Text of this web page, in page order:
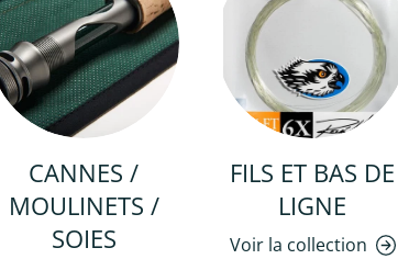
CANNES /
MOULINETS /
SOIES
FILS ET BAS DE
LIGNE
Voir la collection